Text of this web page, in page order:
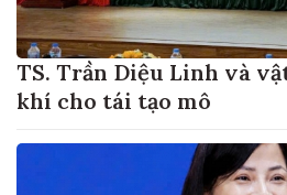
TS. Trần Diệu Linh và
khí cho tái tạo mô